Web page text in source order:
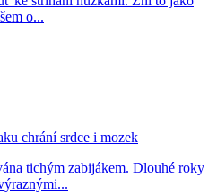
o...
chrání srdce i mozek
tichým zabijákem. Dlouhé roky